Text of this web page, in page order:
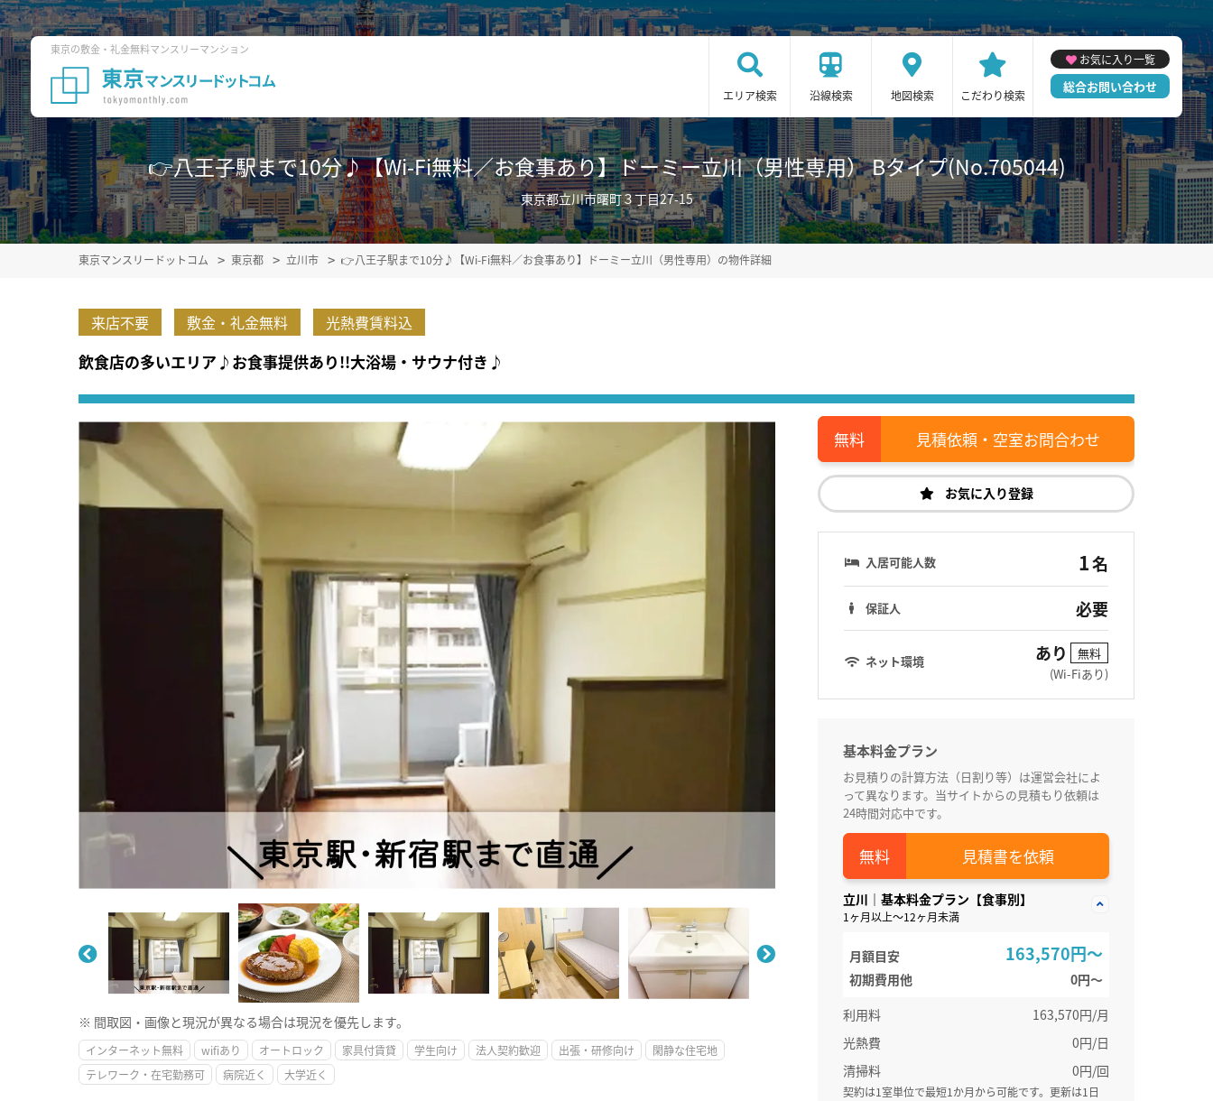
東京の敷金・礼金無料マンスリーマンション
エリア検索 沿線検索 地図検索 こだわり検索
お気に入り一覧
総合お問い合わせ
👉八王子駅まで10分♪【Wi-Fi無料／お食事あり】ドーミー立川（男性専用） Bタイプ(No.705044)
東京都立川市曙町３丁目27-15
東京マンスリードットコム 東京都 立川市 👉八王子駅まで10分♪【Wi-Fi無料／お食事あり】ドーミー立川（男性専用）の物件詳細
来店不要 敷金・礼金無料 光熱費賃料込
飲食店の多いエリア♪お食事提供あり!!大浴場・サウナ付き♪
※ 間取図・画像と現況が異なる場合は現況を優先します。
インターネット無料 wifiあり オートロック 家具付賃貸 学生向け 法人契約歓迎 出張・研修向け
閑静な住宅地
テレワーク・在宅勤務可
病院近く 大学近く
見積依頼・空室お問合わせ
お気に入り登録
入居可能人数 1名
保証人 必要
ネット環境 あり
無料
(Wi-Fiあり)
基本料金プラン
お見積りの計算方法（日割り等）は運営会社によ
って異なります。当サイトからの見積もり依頼は
24時間対応中です。
見積書を依頼
立川｜基本料金プラン【食事別】
1ヶ月以上～12ヶ月未満
月額目安 163,570円～
初期費用他
0円〜
利用料
163,570円/月
光熱費
0円/日
清掃料
0円/回
契約は1室単位で最短1か月から可能です。更新は1日